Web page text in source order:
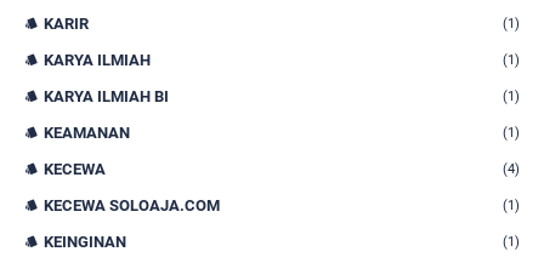
KARIR (1)
KARYA ILMIAH (1)
KARYA ILMIAH BI (1)
KEAMANAN (1)
KECEWA (4)
KECEWA SOLOAJA.COM (1)
KEINGINAN (1)